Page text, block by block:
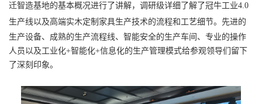
迁智造基地的基本概况进行了讲解，调研级详细了解了冠牛工业4.0
生产线以及高端实木定制家具生产技术的流程和工艺细节。 先进的
生产设备、成熟的生产流程线、智能安全的生产车间、专业的操作
人员以及工业化+智能化+信息化的生产管理模式给参观领导们留下
了深刻印象。